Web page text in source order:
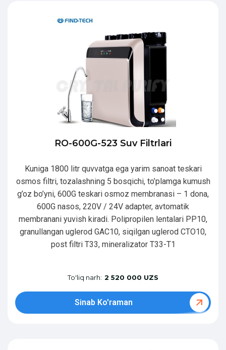
RO-600G-523 Suv Filtrlari
Kuniga 1800 litr quvvatga ega yarim sanoat teskari
osmos filtri, tozalashning 5 bosqichi, to’plamga kumush
g’oz bo’yni, 600G teskari osmoz membranasi – 1 dona,
600G nasos, 220V / 24V adapter, avtomatik
membranani yuvish kiradi. Polipropilen lentalari PP10,
granullangan uglerod GAC10, siqilgan uglerod CTO10,
post filtri T33, mineralizator T33-T1
To'liq narh: 2 520 000 UZS
Sinab Ko'raman